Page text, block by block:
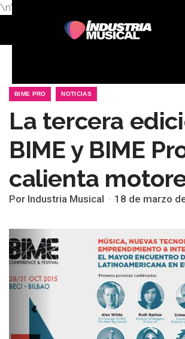
\n\n
BIME PRO NOTICIAS
La tercera
BIME y BIME
calienta
Por Industria Musical 18 de marzo